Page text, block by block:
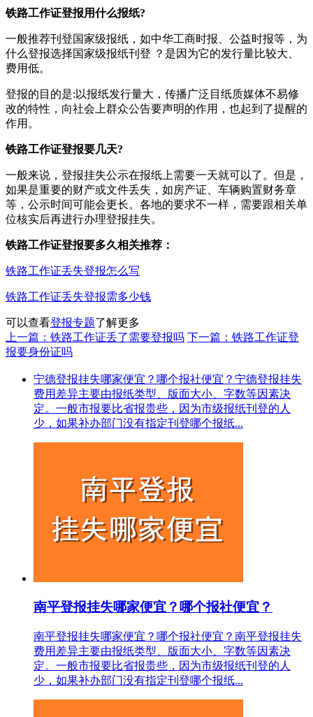
铁路工作证登报用什么报纸?
一般推荐刊登国家级报纸，如中华工商时报、公益时报等，为
什么登报选择国家级报纸刊登 ？是因为它的发行量比较大、
费用低。
登报的目的是:以报纸发行量大，传播广泛目纸质媒体不易修
改的特性，向社会上群众公告要声明的作用，也起到了提醒的
作用。
铁路工作证登报要几天?
一般来说，登报挂失公示在报纸上需要一天就可以了。但是，
如果是重要的财产或文件丢失，如房产证、车辆购置财务章
等，公示时间可能会更长。各地的要求不一样，需要跟相关单
位核实后再进行办理登报挂失。
铁路工作证登报要多久相关推荐：
铁路工作证丢失登报怎么写
铁路工作证丢失登报需多少钱
可以查看登报专题了解更多
上一篇：铁路工作证丢了需要登报吗 下一篇：铁路工作证登
报要身份证吗
宁德登报挂失哪家便宜？哪个报社便宜？宁德登报挂失
费用差异主要由报纸类型、版面大小、字数等因素决
定。一般市报要比省报贵些，因为市级报纸刊登的人
少，如果补办部门没有指定刊登哪个报纸...
南平登报挂失哪家便宜？哪个报社便宜？
南平登报挂失哪家便宜？哪个报社便宜？南平登报挂失
费用差异主要由报纸类型、版面大小、字数等因素决
定。一般市报要比省报贵些，因为市级报纸刊登的人
少，如果补办部门没有指定刊登哪个报纸...